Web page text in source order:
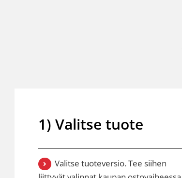
1) Valitse tuote
Valitse tuoteversio. Tee siihen